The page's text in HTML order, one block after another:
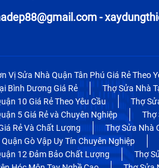
-
Vị Sửa Nhà Quận Tân Phú Giá Rẻ Theo
Bình Dương Giá Rẻ
Thợ Sửa Nhà
10 Giá Rẻ Theo Yêu Cầu
Thợ
5 Giá Rẻ và Chuyên Nghiệp
Thợ
Rẻ Và Chất Lượng
Thợ Sửa Nhà
Gò Vập Uy Tín Chuyên Nghiệp
12 Đảm Bảo Chất Lượng
Thợ